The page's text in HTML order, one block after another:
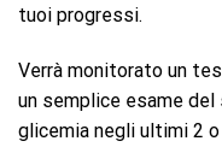
tuoi progressi.
Verrà monitorato un
un semplice esame
glicemia negli ultimi 2